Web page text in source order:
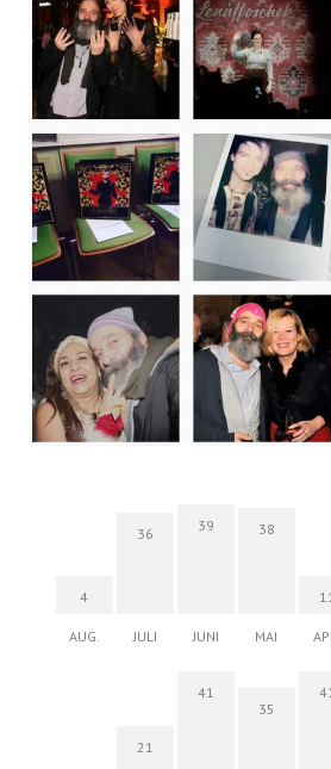
4
AUG.
36
JULI
39
JUNI
38
MAI
11
21
41
35
41